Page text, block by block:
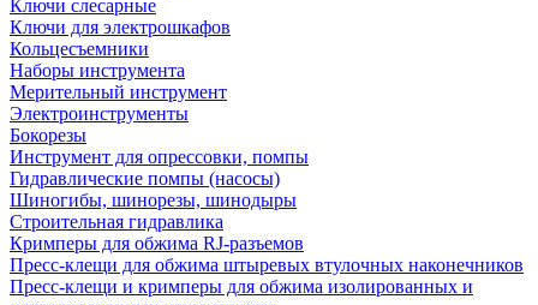
Ключи слесарные
Ключи для электрошкафов
Кольцесъемники
Наборы инструмента
Мерительный инструмент
Электроинструменты
Бокорезы
Инструмент для опрессовки, помпы
Гидравлические помпы (насосы)
Шиногибы, шинорезы, шинодыры
Строительная гидравлика
Кримперы для обжима RJ-разъемов
Пресс-клещи для обжима штыревых втулочных наконечников
Пресс-клещи и кримперы для обжима изолированных и